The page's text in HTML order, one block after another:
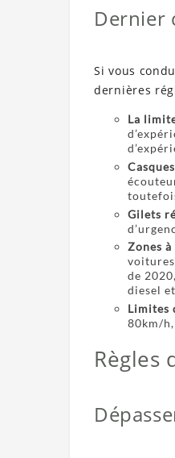
Dernier
Si vous
dernières
La
Gilets
Zones
de
diesel
Limites
80km/
Règles